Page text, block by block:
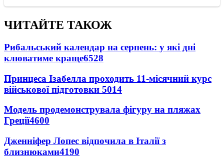
ЧИТАЙТЕ ТАКОЖ
Рибальський календар на серпень: у які дні
клюватиме краще6528
Принцеса Ізабелла проходить 11-місячний курс
військової підготовки 5014
Модель продемонструвала фігуру на пляжах
Греції4600
Дженніфер Лопес відпочила в Італії з
близнюками4190